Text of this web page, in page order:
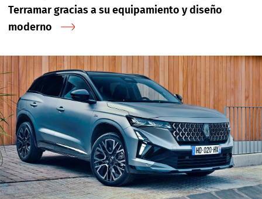
Terramar gracias a su equipamiento y diseño
moderno